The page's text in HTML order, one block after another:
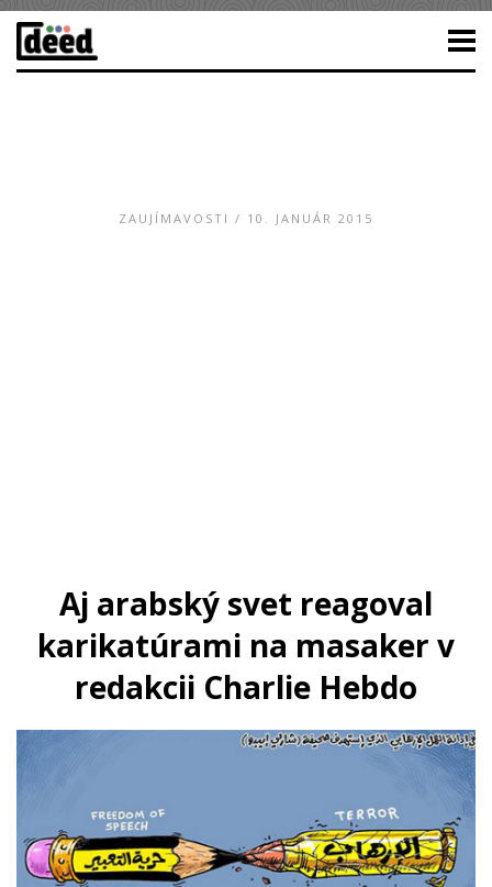
ZAUJÍMAVOSTI / 10. JANUÁR 2015
Aj arabský svet reagoval
karikatúrami na masaker v
redakcii Charlie Hebdo